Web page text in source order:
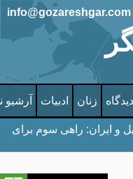
info@gozareshgar.com
دیدگاه زنان ادبیات آرشیو
و ایران: راهی سوم برای